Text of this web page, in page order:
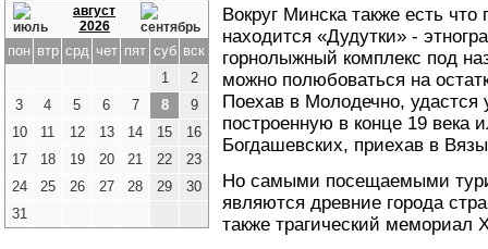
август
2026
пон втр срд чет пят суб вск
1
2
3
4 5 6 7 8
9
10
11 12 13 14 15
16
17
18 19 20 21 22
23
24
25 26 27 28 29
30
31
Вокруг Минска также есть
находится «Дудутки» -
горнолыжный комплекс под
можно полюбоваться на
Поехав в Молодечно, удастся
построенную в конце 19 века
Богдашевских, приехав в
Но самыми посещаемыми
являются древние города
также трагический мемориал